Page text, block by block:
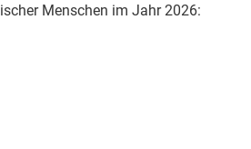
Menschen im Jahr 2026: